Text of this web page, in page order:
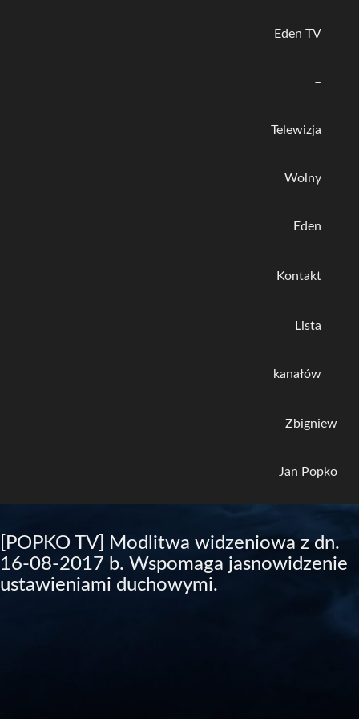
Eden TV
–
Telewizja
Wolny
Eden
Kontakt
Lista
kanałów
Zbigniew
Jan Popko
[POPKO TV] Modlitwa widzeniowa z dn.
16-08-2017 b. Wspomaga jasnowidzenie
ustawieniami duchowymi.